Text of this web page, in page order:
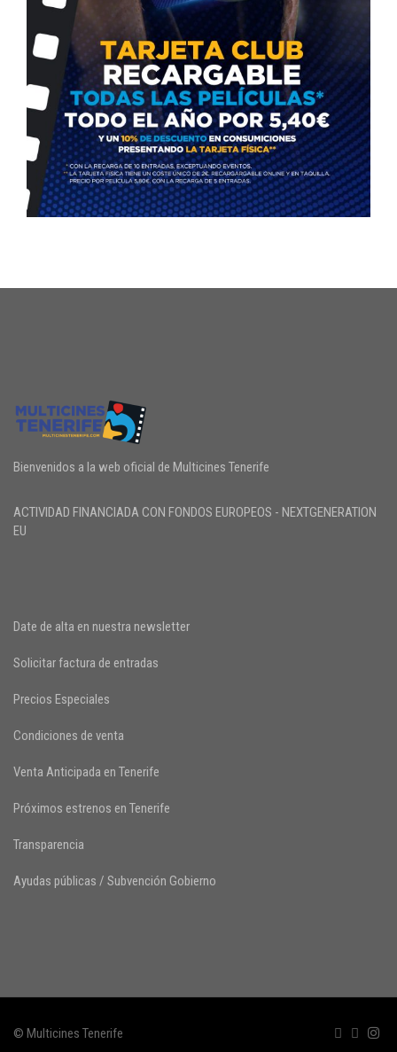
Bienvenidos a la web oficial de Multicines Tenerife
ACTIVIDAD FINANCIADA CON FONDOS EUROPEOS - NEXTGENERATION
EU
Date de alta en nuestra newsletter
Solicitar factura de entradas
Precios Especiales
Condiciones de venta
Venta Anticipada en Tenerife
Próximos estrenos en Tenerife
Transparencia
Ayudas públicas / Subvención Gobierno
© Multicines Tenerife